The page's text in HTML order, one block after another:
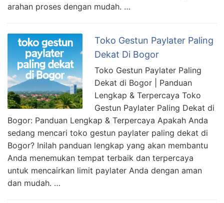
arahan proses dengan mudah. …
Toko Gestun Paylater Paling
Dekat Di Bogor
Toko Gestun Paylater Paling
Dekat di Bogor | Panduan
Lengkap & Terpercaya Toko
Gestun Paylater Paling Dekat di
Bogor: Panduan Lengkap & Terpercaya Apakah Anda
sedang mencari toko gestun paylater paling dekat di
Bogor? Inilah panduan lengkap yang akan membantu
Anda menemukan tempat terbaik dan terpercaya
untuk mencairkan limit paylater Anda dengan aman
dan mudah. …